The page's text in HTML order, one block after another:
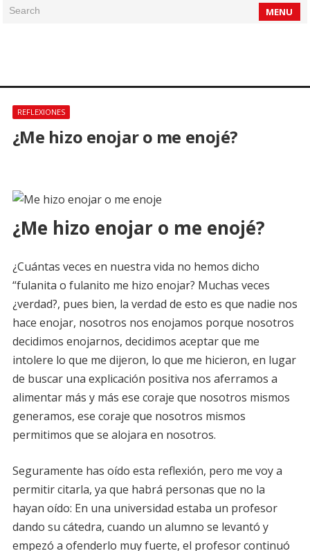
Search MENU
REFLEXIONES
¿Me hizo enojar o me enojé?
¿Me hizo enojar o me enojé?
¿Cuántas veces en nuestra vida no hemos dicho
“fulanita o fulanito me hizo enojar? Muchas veces
¿verdad?, pues bien, la verdad de esto es que nadie nos
hace enojar, nosotros nos enojamos porque nosotros
decidimos enojarnos, decidimos aceptar que me
intolere lo que me dijeron, lo que me hicieron, en lugar
de buscar una explicación positiva nos aferramos a
alimentar más y más ese coraje que nosotros mismos
generamos, ese coraje que nosotros mismos
permitimos que se alojara en nosotros.
Seguramente has oído esta reflexión, pero me voy a
permitir citarla, ya que habrá personas que no la
hayan oído: En una universidad estaba un profesor
dando su cátedra, cuando un alumno se levantó y
empezó a ofenderlo muy fuerte, el profesor continuó